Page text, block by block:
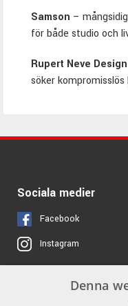
Samson –
för både studio och
Rupert Neve
söker
Sociala medier
Facebook
Instagram
X
Youtube
Denna